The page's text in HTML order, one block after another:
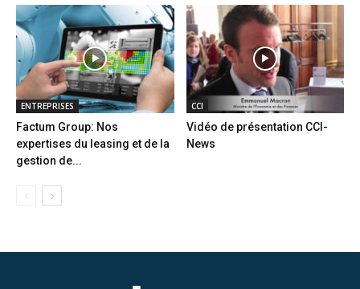
ENTREPRISES
Factum Group: Nos
expertises du leasing et de la
gestion de...
CCI
Vidéo de présentation CCI-
News